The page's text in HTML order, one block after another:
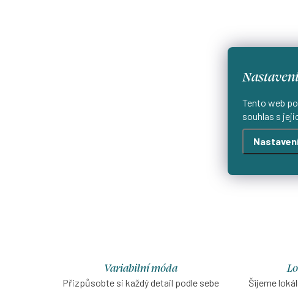
Tento web
souhlas s
Variabilní móda
Přizpůsobte si každý detail podle sebe Šijeme